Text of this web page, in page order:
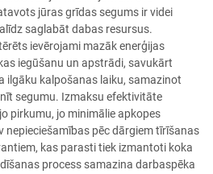
jūras grīdas segums ir videi
saglabāt dabas resursus.
ievērojami mazāk enerģijas
iegūšanu un apstrādi, savukārt
ilgāku kalpošanas laiku, samazinot
segumu. Izmaksu efektivitāte
pirkumu, jo minimālie apkopes
nepieciešamības pēc dārgiem tīrīšanas
kas parasti tiek izmantoti koka
process samazina darbaspēka